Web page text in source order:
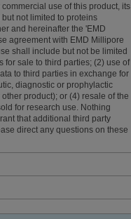
use of this product, its
not limited to proteins
and hereinafter the 'EMD
agreement with EMD Millipore
shall include but not be limited
for sale to third parties; (2) use of
to third parties in exchange for
diagnostic or prophylactic
product); or (4) resale of the
for research use. Nothing
that additional third party
direct any questions on these